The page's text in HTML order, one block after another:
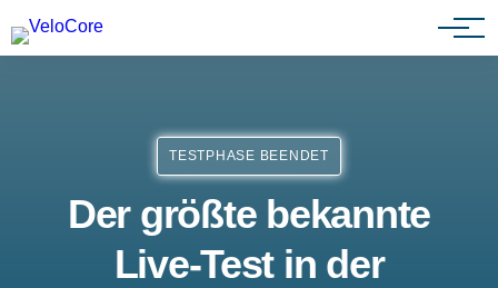
Agenturen & Webdesigner
TESTPHASE BEENDET
Der größte bekannte
Live-Test in der